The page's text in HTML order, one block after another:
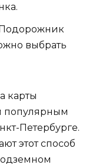
выбрать
карты
популярным
Петербурге.
этот способ